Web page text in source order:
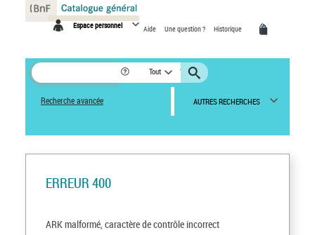
Espace personnel Aide Une question ? Historique
Tout
Recherche avancée AUTRES RECHERCHES
ERREUR 400
ARK malformé, caractère de contrôle incorrect
Panneau de gestion des cookies